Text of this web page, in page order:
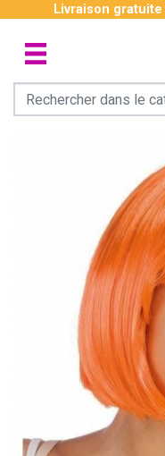
Livraison gratuite